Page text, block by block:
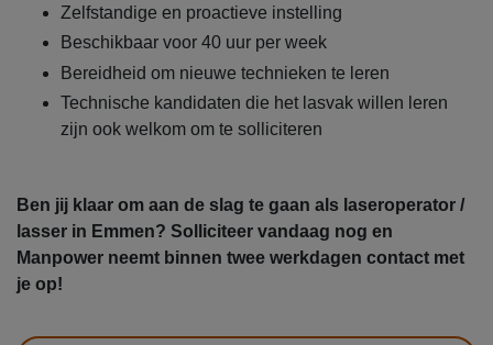
Zelfstandige en proactieve instelling
Beschikbaar voor 40 uur per week
Bereidheid om nieuwe technieken te leren
Technische kandidaten die het lasvak willen leren
zijn ook welkom om te solliciteren
Ben jij klaar om aan de slag te gaan als laseroperator /
lasser in Emmen? Solliciteer vandaag nog en
Manpower neemt binnen twee werkdagen contact met
je op!